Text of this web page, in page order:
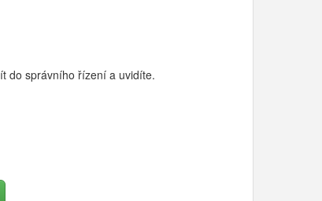
do správního řízení a uvidíte.